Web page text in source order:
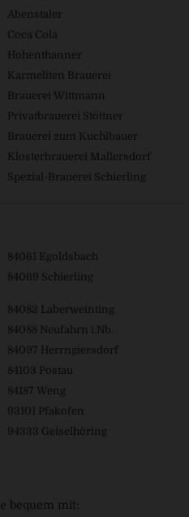
Abenstaler
Coca Cola
Hohenthanner
Karmeliten Brauerei
Brauerei Wittmann
Privatbrauerei Stöttner
Brauerei zum Kuchlbauer
Klosterbrauerei Mallersdorf
Spezial-Brauerei Schierling
84061 Egoldsbach
84069 Schierling
84082 Laberweinting
84088 Neufahrn i.Nb.
84097 Herrngiersdorf
84103 Postau
84187 Weng
93101 Pfakofen
94333 Geiselhöring
bequem mit: